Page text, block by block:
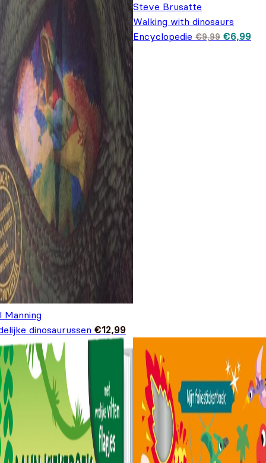
Manning
dinosaurussen €12,99
Steve Brusatte
Walking with dinosaurs
Encyclopedie €9,99 prijs
€6,99